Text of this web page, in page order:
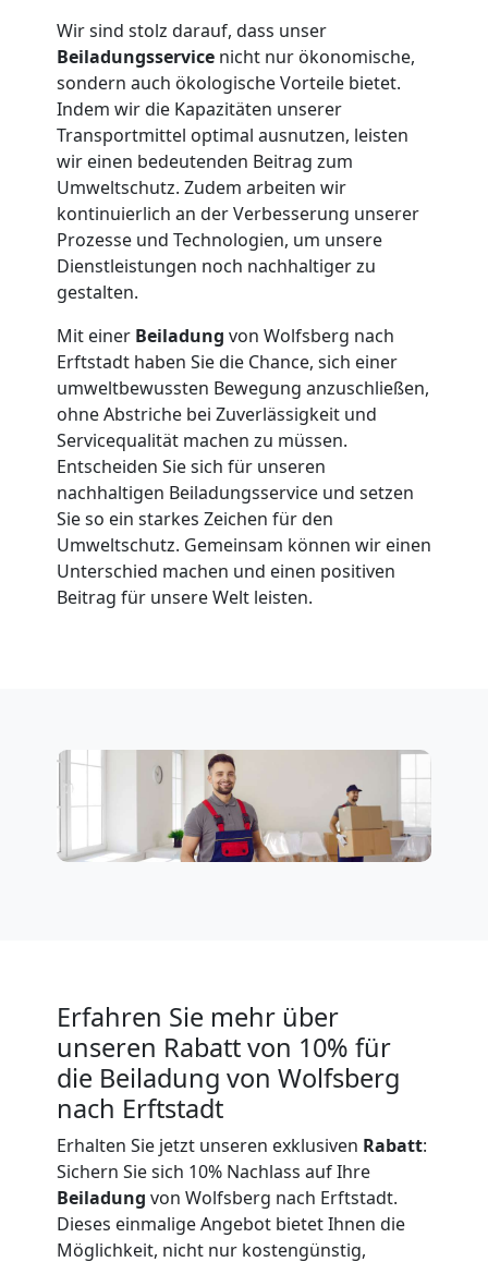
Wir sind stolz darauf, dass unser
Beiladungsservice nicht nur ökonomische,
sondern auch ökologische Vorteile bietet.
Indem wir die Kapazitäten unserer
Transportmittel optimal ausnutzen, leisten
wir einen bedeutenden Beitrag zum
Umweltschutz. Zudem arbeiten wir
kontinuierlich an der Verbesserung unserer
Prozesse und Technologien, um unsere
Dienstleistungen noch nachhaltiger zu
gestalten.
Mit einer Beiladung von Wolfsberg nach
Erftstadt haben Sie die Chance, sich einer
umweltbewussten Bewegung anzuschließen,
ohne Abstriche bei Zuverlässigkeit und
Servicequalität machen zu müssen.
Entscheiden Sie sich für unseren
nachhaltigen Beiladungsservice und setzen
Sie so ein starkes Zeichen für den
Umweltschutz. Gemeinsam können wir einen
Unterschied machen und einen positiven
Beitrag für unsere Welt leisten.
Erfahren Sie mehr über
unseren Rabatt von 10% für
die Beiladung von Wolfsberg
nach Erftstadt
Erhalten Sie jetzt unseren exklusiven Rabatt:
Sichern Sie sich 10% Nachlass auf Ihre
Beiladung von Wolfsberg nach Erftstadt.
Dieses einmalige Angebot bietet Ihnen die
Möglichkeit, nicht nur kostengünstig,
Wolfsberg
Umzug
für
Senioren
Wolfsberg
Fernumzug
Wolfsberg
Firmenumzug
Wolfsberg
Expressumzug
Wolfsberg
Kleiner
Umzug
Wolfsberg